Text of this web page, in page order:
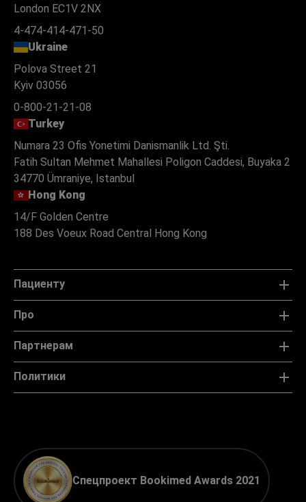
London EC1V 2NX
4-474-414-471-50
Ukraine
Polova Street 21
Kyiv 03056
0-800-21-21-08
Turkey
Numara 23 Ofis Yonetimi Danismanlik Ltd. Şti.
Fatih Sultan Mehmet Mahallesi Poligon Caddesi, Buyaka 2
34770 Ümraniye, Istanbul
Hong Kong
14/F Golden Centre
188 Des Voeux Road Central Hong Kong
Пациенту
Про
Партнерам
Политики
Спецпроект Bookimed Awards 2021